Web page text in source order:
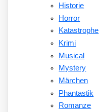
Historie
Horror
Katastrophe
Krimi
Musical
Mystery
Märchen
Phantastik
Romanze